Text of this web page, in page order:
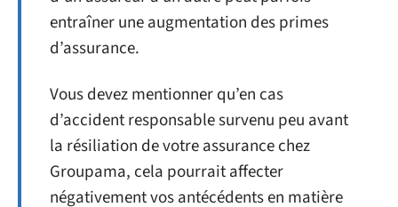
entraîner une augmentation des primes
d’assurance.
Vous devez mentionner qu’en cas
d’accident responsable survenu peu avant
la résiliation de votre assurance chez
Groupama, cela pourrait affecter
négativement vos antécédents en matière